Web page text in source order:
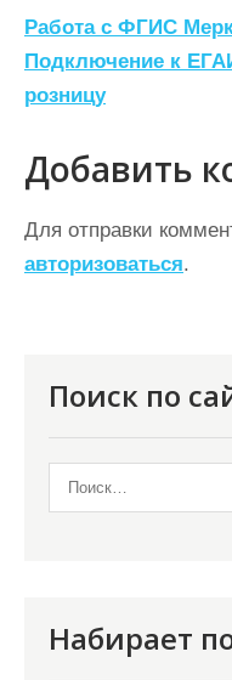
Н
а
в
и
г
а
ц
Работа с ФГИС
Подключение к
розницу
Добавить
Для отправки
авторизоваться.
Поиск по
Набирает